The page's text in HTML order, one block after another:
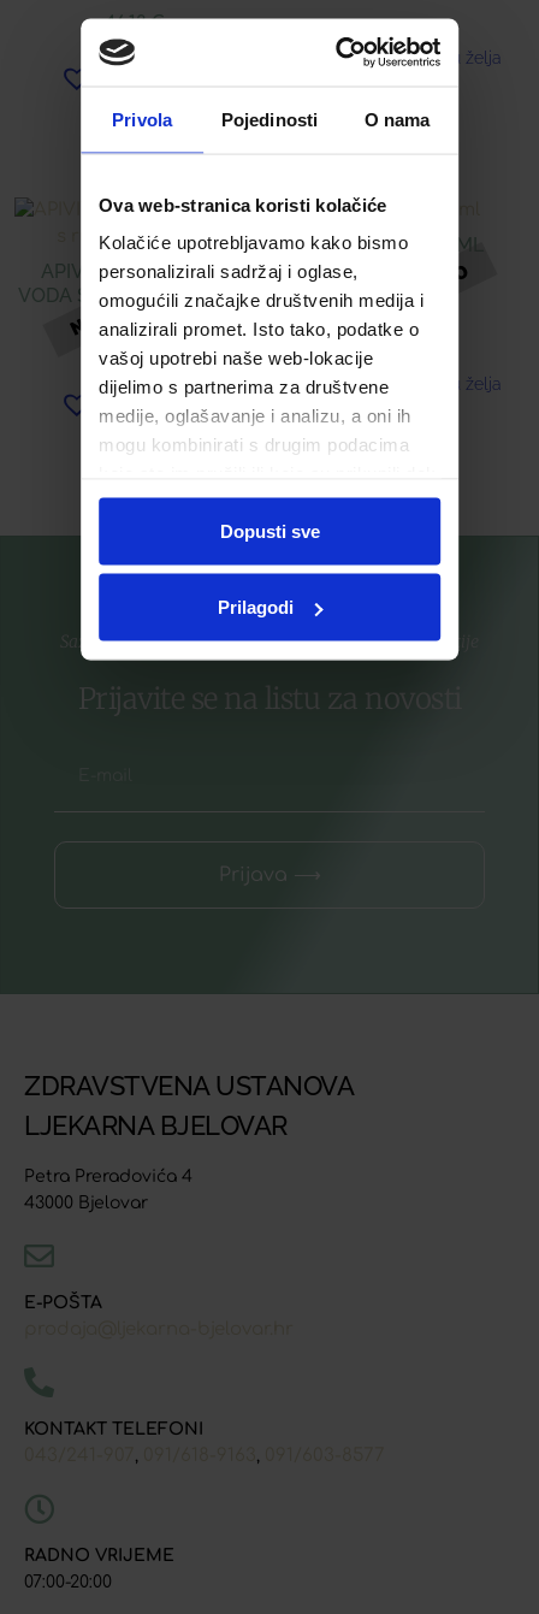
Privola Pojedinosti O nama
Ova web-stranica koristi kolačiće
Kolačiće upotrebljavamo kako bismo
personalizirali sadržaj i oglase,
omogućili značajke društvenih medija i
analizirali promet. Isto tako, podatke o
vašoj upotrebi naše web-lokacije
dijelimo s partnerima za društvene
medije, oglašavanje i analizu, a oni ih
mogu kombinirati s drugim podacima
ste upotrebljavali njihove usluge.
Dopusti sve
Prilagodi
46,13€
Dodaj u listu želja
APIVITA MICELARNA
VODA S RUŽOM I MEDOM
15,31
Dodaj u listu želja
IRIX SPREJ 75 ML
7,86 €
Dodaj u listu želja
Saznajte prvi za nove proizvode i ekskluzivne promocije
Prijavite se na listu za novosti
Prijava ⟶
ZDRAVSTVENA USTANOVA
LJEKARNA BJELOVAR
Petra Preradovića 4
43000 Bjelovar
E-POŠTA
KONTAKT TELEFONI
, ,
RADNO VRIJEME
07:00-20:00